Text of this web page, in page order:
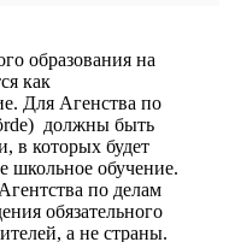
образования на
как
Для Агенства по
должны быть
в которых будет
школьное обучение.
по делам
обязательного
а не страны.